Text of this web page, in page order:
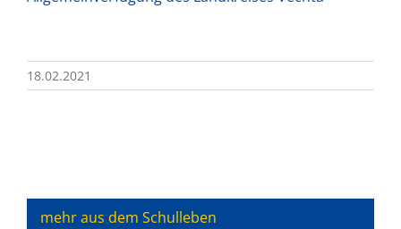
18.02.2021
mehr aus dem Schulleben